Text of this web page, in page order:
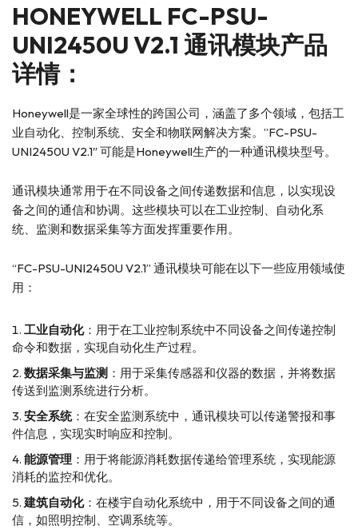
HONEYWELL FC-PSU-
UNI2450U V2.1 通讯模块产品
详情：
Honeywell是一家全球性的跨国公司，涵盖了多个领域，包括工
业自动化、控制系统、安全和物联网解决方案。”FC-PSU-
UNI2450U V2.1″ 可能是Honeywell生产的一种通讯模块型号。
通讯模块通常用于在不同设备之间传递数据和信息，以实现设
备之间的通信和协调。这些模块可以在工业控制、自动化系
统、监测和数据采集等方面发挥重要作用。
“FC-PSU-UNI2450U V2.1” 通讯模块可能在以下一些应用领域使
用：
工业自动化：用于在工业控制系统中不同设备之间传递控制
命令和数据，实现自动化生产过程。
数据采集与监测 ：用于采集传感器和仪器的数据，并将数据
传送到监测系统进行分析。
安全系统：在安全监测系统中，通讯模块可以传递警报和事
件信息，实现实时响应和控制。
能源管理 ：用于将能源消耗数据传递给管理系统，实现能源
消耗的监控和优化。
建筑自动化：在楼宇自动化系统中，用于不同设备之间的通
信，如照明控制、空调系统等。